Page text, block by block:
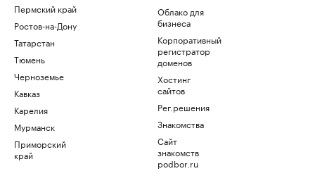
Пермский край
Ростов-на-Дону
Татарстан
Тюмень
Черноземье
Кавказ
Карелия
Мурманск
Приморский
край
Облако для
бизнеса
Корпоративный
регистратор
доменов
Хостинг
сайтов
Рег.решения
Знакомства
Сайт
знакомств
podbor.ru